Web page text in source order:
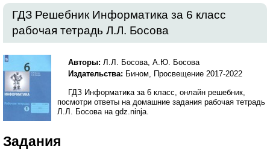
ГДЗ Решебник Информатика за 6 класс
рабочая тетрадь Л.Л. Босова
Авторы: Л.Л. Босова, А.Ю. Босова
Издательства: Бином, Просвещение 2017-2022
ГДЗ Информатика за 6 класс, онлайн решебник,
посмотри ответы на домашние задания рабочая тетрадь
Л.Л. Босова на gdz.ninja.
Задания